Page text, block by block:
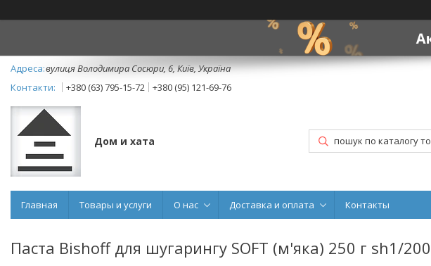
вулиця Володимира Сосюри, 6, Київ, Україна
+380 (63) 795-15-72
+380 (95) 121-69-76
Дом и хата
Главная Товары и услуги О нас Доставка и оплата Контакты
Паста Bishoff для шугарингу SOFT (м'яка) 250 г sh1/200